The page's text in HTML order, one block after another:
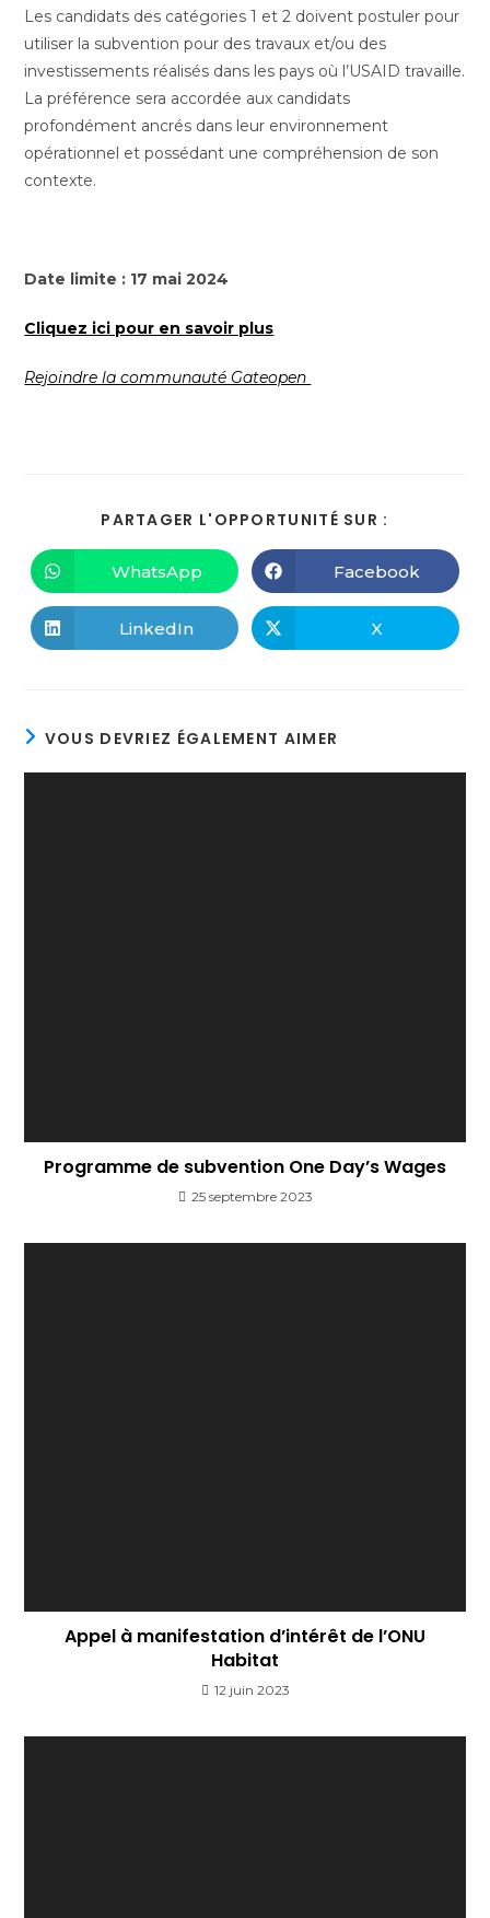
Les candidats des catégories 1 et 2 doivent postuler pour
utiliser la subvention pour des travaux et/ou des
investissements réalisés dans les pays où l’USAID travaille.
La préférence sera accordée aux candidats
profondément ancrés dans leur environnement
opérationnel et possédant une compréhension de son
contexte.
Date limite : 17 mai 2024
Cliquez ici pour en savoir plus
Rejoindre la communauté Gateopen
PARTAGER L'OPPORTUNITÉ SUR :
WhatsApp Facebook
LinkedIn X
VOUS DEVRIEZ ÉGALEMENT AIMER
Programme de subvention One Day’s Wages
25 septembre 2023
Appel à manifestation d’intérêt de l’ONU
Habitat
12 juin 2023